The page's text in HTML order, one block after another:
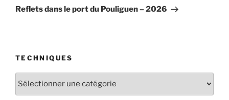
suivant
Reflets dans le port du Pouliguen – 2026
TECHNIQUES
Techniques